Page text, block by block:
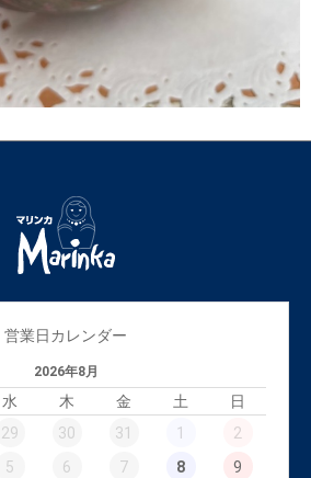
営業日カレンダー
2026年8月
水 木 金 土
日
29 30 31 1
2
5 6 7 8
9